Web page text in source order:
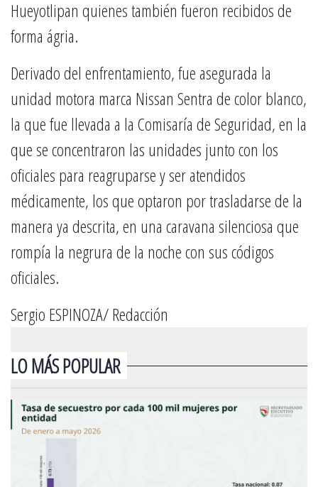
Hueyotlipan quienes también fueron recibidos de
forma ágria.
Derivado del enfrentamiento, fue asegurada la
unidad motora marca Nissan Sentra de color blanco,
la que fue llevada a la Comisaría de Seguridad, en la
que se concentraron las unidades junto con los
oficiales para reagruparse y ser atendidos
médicamente, los que optaron por trasladarse de la
manera ya descrita, en una caravana silenciosa que
rompía la negrura de la noche con sus códigos
oficiales.
Sergio ESPINOZA/ Redacción
LO MÁS POPULAR